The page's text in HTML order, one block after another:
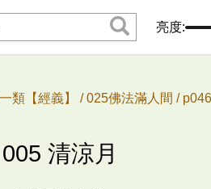
亮度:
類【經義】 /025佛法滿人間 /
清涼月